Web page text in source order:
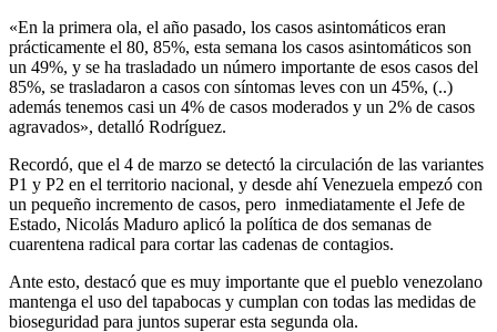
«En la primera ola, el año pasado, los casos asintomáticos eran
prácticamente el 80, 85%, esta semana los casos asintomáticos son
un 49%, y se ha trasladado un número importante de esos casos del
85%, se trasladaron a casos con síntomas leves con un 45%, (..)
además tenemos casi un 4% de casos moderados y un 2% de casos
agravados», detalló Rodríguez.
Recordó, que el 4 de marzo se detectó la circulación de las variantes
P1 y P2 en el territorio nacional, y desde ahí Venezuela empezó con
un pequeño incremento de casos, pero inmediatamente el Jefe de
Estado, Nicolás Maduro aplicó la política de dos semanas de
cuarentena radical para cortar las cadenas de contagios.
Ante esto, destacó que es muy importante que el pueblo venezolano
mantenga el uso del tapabocas y cumplan con todas las medidas de
bioseguridad para juntos superar esta segunda ola.